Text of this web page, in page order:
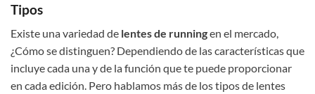
Tipos
Existe una variedad de lentes de runningen el mercado,
¿Cómo se distinguen? Dependiendo de las características que
incluye cada una y de la función que te puede proporcionar
en cada edición. Pero hablamos más de los tipos de lentes